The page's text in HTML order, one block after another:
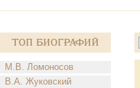
Топ Биографий
М.В. Ломоносов
В.А. Жуковский